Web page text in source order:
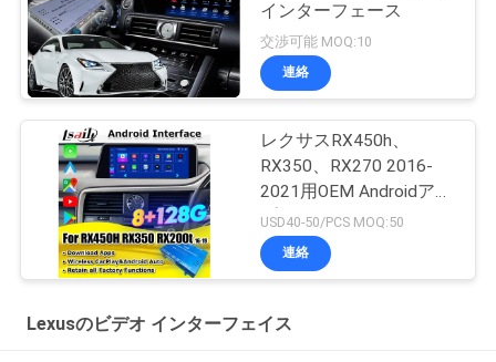
インターフェース
交渉可能 MOQ:10
連絡
レクサスRX450h、
RX350、RX270 2016-
2021用OEM Androidアッ
プグレードモジュール
ワイヤレスCarPlay、
Android Auto、
USD40-50/PCS MOQ:50
連絡
Lexusのビデオ インターフェイス